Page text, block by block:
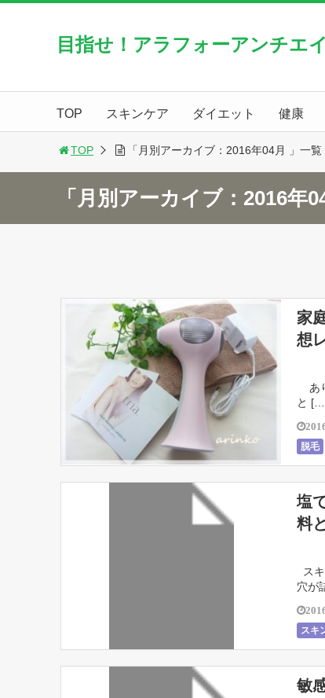
目指せ！アラフォーアンチエ
TOP スキンケア ダイエット 健康
TOP 「月別アーカイブ：2016年04月 」一覧
「月別アーカイブ：2016年
家
想
あ
と
脱毛
塩
料
ス
穴が
スキ
敏